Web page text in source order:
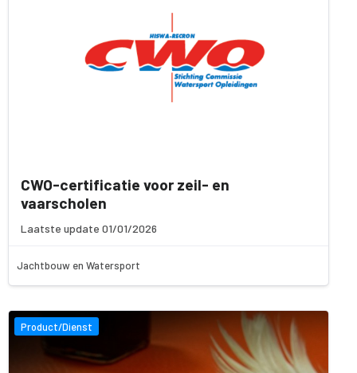
CWO-certificatie voor zeil- en
vaarscholen
Laatste update 01/01/2026
Jachtbouw en Watersport
Product/Dienst